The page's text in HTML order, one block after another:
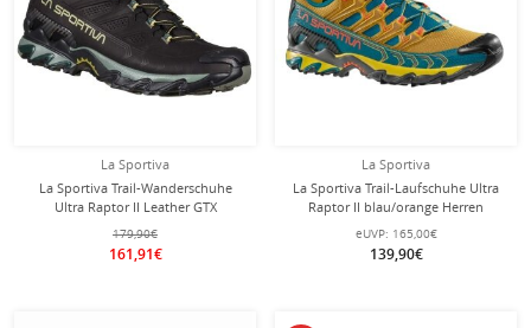
La Sportiva
La Sportiva Trail-Wanderschuhe
Ultra Raptor II Leather GTX
(Nubukleder, wasserdicht) schwarz
Herren
179,90€
161,91€
La Sportiva
La Sportiva Trail-Laufschuhe Ultra
Raptor II blau/orange Herren
eUVP: 165,00€
139,90€